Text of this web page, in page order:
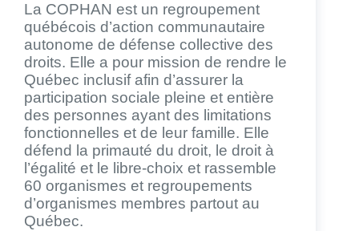
La COPHAN est un regroupement
québécois d’action communautaire
autonome de défense collective des
droits. Elle a pour mission de rendre le
Québec inclusif afin d’assurer la
participation sociale pleine et entière
des personnes ayant des limitations
fonctionnelles et de leur famille. Elle
défend la primauté du droit, le droit à
l’égalité et le libre-choix et rassemble
60 organismes et regroupements
d’organismes membres partout au
Québec.